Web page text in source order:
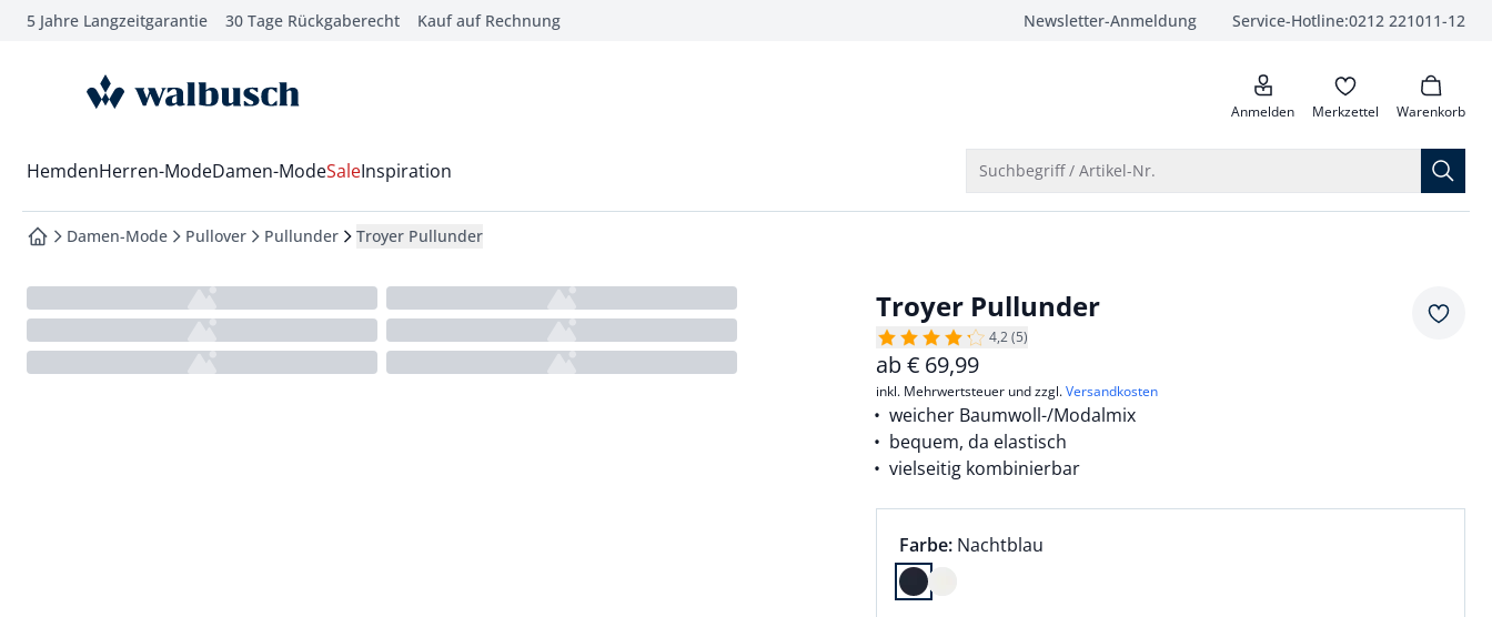
springen
springen
springen
5 Jahre Langzeitgarantie 30 Tage Rückgaberecht Kauf auf Rechnung Newsletter-Anmeldung Service-Hotline:0212 221011-12
anrufen
zur Startseite Anmelden Merkzettel Warenkorb
Wechsel in das Menü mit Pfeil-Runter Taste
HemdenHerren-ModeDamen-ModeSaleInspiration Suchbegriff / Artikel-Nr.
zur Startseite
Damen-Mode Pullover Pullunder Troyer Pullunder
Troyer Pullunder
4,2 (5)
ab€ 69,99
inkl. Mehrwertsteuer und zzgl.Versandkosten
weicher Baumwoll-/Modalmix
bequem, da elastisch
vielseitig kombinierbar
Farbauswahl:
Farbe: aktuell ausgewählt:
Nachtblau
Farbe Nachtblau ausgewählt